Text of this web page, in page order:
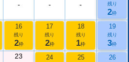
-
-
-
残り
2枠
16
残り
2枠
17
残り
2枠
18
残り
1枠
19
残り
3枠
23
24 25 26